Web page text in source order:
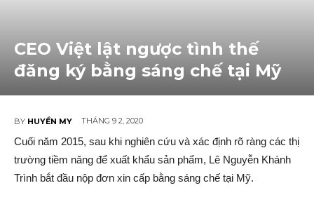
CEO Việt lật ngược tình thế
đăng ký bằng sáng chế tại Mỹ
BY HUYỀN MY THÁNG 9 2, 2020
Cuối năm 2015, sau khi nghiên cứu và xác định rõ ràng các thị
trường tiềm năng để xuất khẩu sản phẩm, Lê Nguyễn Khánh
Trình bắt đầu nộp đơn xin cấp bằng sáng chế tại Mỹ.